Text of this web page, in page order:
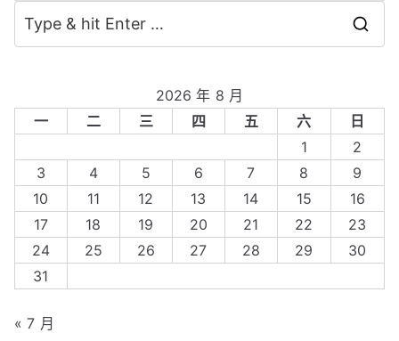
導
覽
r
c
h
f
o
r
:
2026 年 8 月
一
二 三 四 五 六
日
1
2
3
4 5 6 7 8
9
10
11 12 13 14 15
16
17
18 19 20 21 22
23
24
25 26 27 28 29
30
31
« 7 月